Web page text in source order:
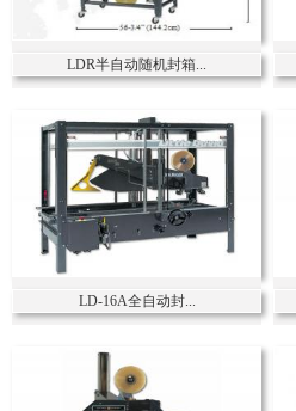
LDR半自动随机封箱...
LD-16A全自动封...